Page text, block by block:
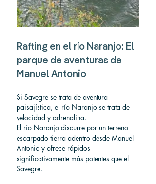
Rafting en el río Naranjo: El
parque de aventuras de
Manuel Antonio
Si Savegre se trata de aventura
paisajística, el río Naranjo se trata de
velocidad y adrenalina.
El río Naranjo discurre por un terreno
escarpado tierra adentro desde Manuel
Antonio y ofrece rápidos
significativamente más potentes que el
Savegre.